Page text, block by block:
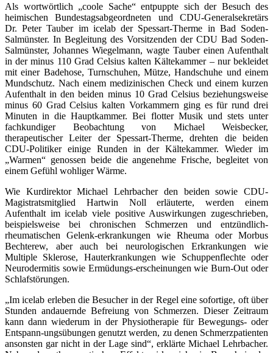
Als wortwörtlich „coole Sache“ entpuppte sich der Besuch des
heimischen Bundestagsabgeordneten und CDU-Generalsekretärs
Dr. Peter Tauber im icelab der Spessart-Therme in Bad Soden-
Salmünster. In Begleitung des Vorsitzenden der CDU Bad Soden-
Salmünster, Johannes Wiegelmann, wagte Tauber einen Aufenthalt
in der minus 110 Grad Celsius kalten Kältekammer – nur bekleidet
mit einer Badehose, Turnschuhen, Mütze, Handschuhe und einem
Mundschutz. Nach einem medizinischen Check und einem kurzen
Aufenthalt in den beiden minus 10 Grad Celsius beziehungsweise
minus 60 Grad Celsius kalten Vorkammern ging es für rund drei
Minuten in die Hauptkammer. Bei flotter Musik und stets unter
fachkundiger Beobachtung von Michael Weisbecker,
therapeutischer Leiter der Spessart-Therme, drehten die beiden
CDU-Politiker einige Runden in der Kältekammer. Wieder im
„Warmen“ genossen beide die angenehme Frische, begleitet von
einem Gefühl wohliger Wärme.
Wie Kurdirektor Michael Lehrbacher den beiden sowie CDU-
Magistratsmitglied Hartwin Noll erläuterte, werden einem
Aufenthalt im icelab viele positive Auswirkungen zugeschrieben,
beispielsweise bei chronischen Schmerzen und entzündlich-
rheumatischen Gelenk-erkrankungen wie Rheuma oder Morbus
Bechterew, aber auch bei neurologischen Erkrankungen wie
Multiple Sklerose, Hauterkrankungen wie Schuppenflechte oder
Neurodermitis sowie Ermüdungs-erscheinungen wie Burn-Out oder
Schlafstörungen.
„Im icelab erleben die Besucher in der Regel eine sofortige, oft über
Stunden andauernde Befreiung von Schmerzen. Dieser Zeitraum
kann dann wiederum in der Physiotherapie für Bewegungs- oder
Entspann-ungsübungen genutzt werden, zu denen Schmerzpatienten
ansonsten gar nicht in der Lage sind“, erklärte Michael Lehrbacher.